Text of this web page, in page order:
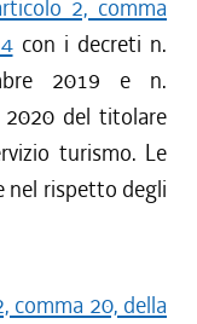
2, comma
con i decreti n.
2019 e n.
2020 del titolare
turismo. Le
nel rispetto degli
comma 20, della